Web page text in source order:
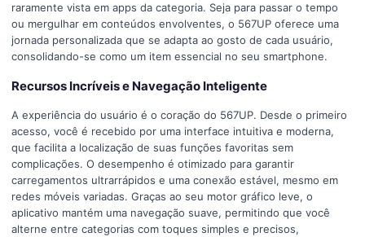
raramente vista em apps da categoria. Seja para passar o tempo
ou mergulhar em conteúdos envolventes, o 567UP oferece uma
jornada personalizada que se adapta ao gosto de cada usuário,
consolidando-se como um item essencial no seu smartphone.
Recursos Incríveis e Navegação Inteligente
A experiência do usuário é o coração do 567UP. Desde o primeiro
acesso, você é recebido por uma interface intuitiva e moderna,
que facilita a localização de suas funções favoritas sem
complicações. O desempenho é otimizado para garantir
carregamentos ultrarrápidos e uma conexão estável, mesmo em
redes móveis variadas. Graças ao seu motor gráfico leve, o
aplicativo mantém uma navegação suave, permitindo que você
alterne entre categorias com toques simples e precisos,